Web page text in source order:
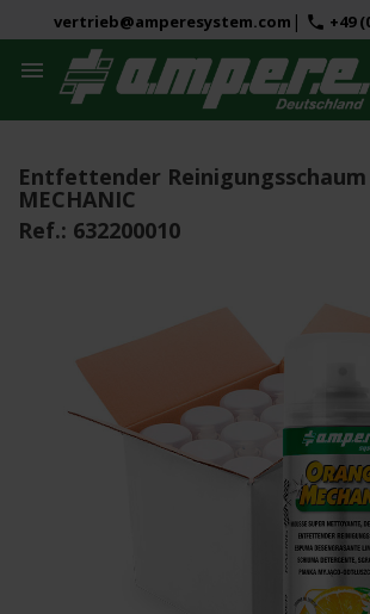
vertrieb@amperesystem.com | phone +49

Entfettender Reinigungsschaum
MECHANIC
Ref.: 632200010